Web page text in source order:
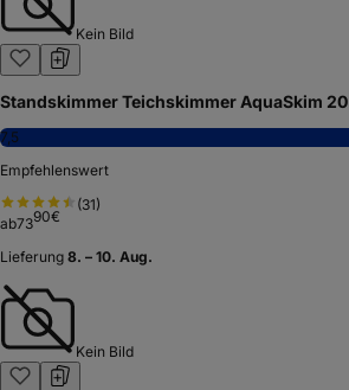
Kein Bild
Standskimmer Teichskimmer AquaSkim 20
7,5
Empfehlenswert
(31)
ab7390€
Lieferung 8. – 10. Aug.
Kein Bild